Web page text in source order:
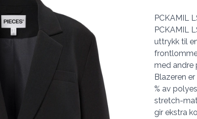
PCKAMIL
PCKAMIL
uttrykk til
med andre
Blazeren
% av
stretch-
gir ekstra